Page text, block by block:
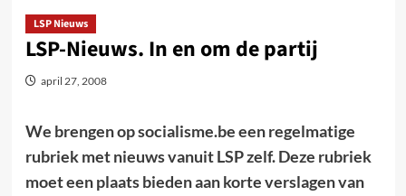
LSP Nieuws
LSP-Nieuws. In en om de partij
april 27, 2008
We brengen op socialisme.be een regelmatige
rubriek met nieuws vanuit LSP zelf. Deze rubriek
moet een plaats bieden aan korte verslagen van